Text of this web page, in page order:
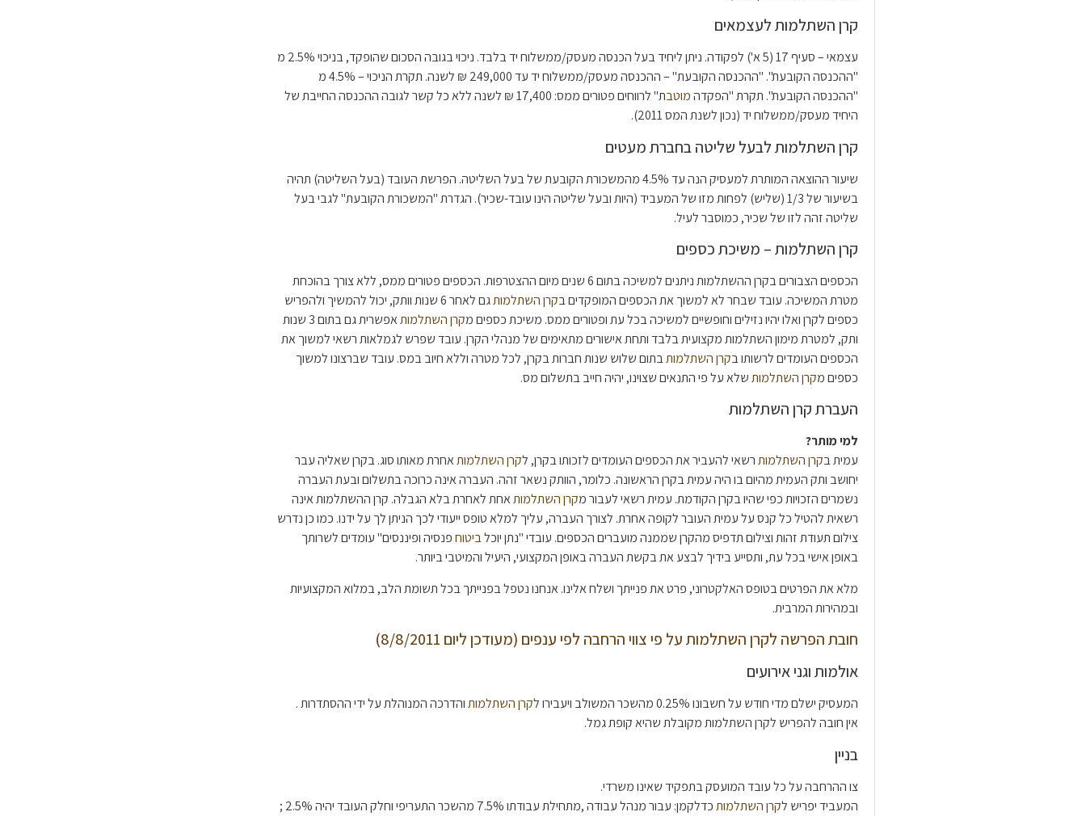
קרן השתלמות לעצמאים
עצמאי – סעיף 17 (5 א') לפקודה. ניתן ליחיד בעל הכנסה מעסק/ממשלוח יד בלבד. ניכוי בגובה הסכום שהופקד, בניכוי 2.5% מ
"ההכנסה הקובעת". "ההכנסה הקובעת" – ההכנסה מעסק/ממשלוח יד עד 249,000 ₪ לשנה. תקרת הניכוי – 4.5% מ
"ההכנסה הקובעת". תקרת "הפקדהמוטב
ת" לרווחים פטורים ממס: 17,400 ₪ לשנה ללא כל קשר לגובה ההכנסה החייבת של
היחיד מעסק/ממשלוח יד (נכון לשנת המס 2011).
קרן השתלמות לבעל שליטה בחברת מעטים
שיעור ההוצאה המותרת למעסיק הנה עד 4.5% מהמשכורת הקובעת של בעל השליטה. הפרשת העובד (בעל השליטה) תהיה
בשיעור של 1/3 (שליש) לפחות מזו של המעביד (היות ובעל שליטה הינו עובד-שכיר). הגדרת "המשכורת הקובעת" לגבי בעל
שליטה זהה לזו של שכיר, כמוסבר לעיל.
קרן השתלמות – משיכת כספים
הכספים הצבורים בקרן ההשתלמות ניתנים למשיכה בתום 6 שנים מיום ההצטרפות. הכספים פטורים ממס, ללא צורך בהוכחת
מטרת המשיכה. עובד שבחר לא למשוך את הכספים המופקדים בקרן השתלמות
גם לאחר 6 שנות וותק, יכול להמשיך ולהפריש
כספים לקרן ואלו יהיו נזילים וחופשיים למשיכה בכל עת ופטורים ממס. משיכת כספים מקרן השתלמות
אפשרית גם בתום 3 שנות
ותק, למטרת מימון השתלמות מקצועית בלבד ותחת אישורים מתאימים של מנהלי הקרן. עובד שפרש לגמלאות רשאי למשוך את
הכספים העומדים לרשותו בקרן השתלמותבתום שלוש שנות חברות בקרן, לכל מטרה וללא חיוב במס. עובד שברצונו למשוך
כספים מקרן השתלמותשלא על פי התנאים שצוינו, יהיה חייב בתשלום מס.
העברת קרן השתלמות
למי מותר?
עמית בקרן השתלמותרשאי להעביר את הכספים העומדים לזכותו בקרן, לקרן השתלמותאחרת מאותו סוג. בקרן שאליה עבר
יחושב ותק העמית מהיום בו היה עמית בקרן הראשונה. כלומר, הוותק נשאר זהה. העברה אינה כרוכה בתשלום ובעת העברה
נשמרים הזכויות כפי שהיו בקרן הקודמת. עמית רשאי לעבור מקרן השתלמותאחת לאחרת בלא הגבלה. קרן ההשתלמות אינה
רשאית להטיל כל קנס על עמית העובר לקופה אחרת. לצורך העברה, עליך למלא טופס ייעודי לכך הניתן לך על ידנו. כמו כן נדרש
צילום תעודת זהות וצילום תדפיס מהקרן שממנה מועברים הכספים. עובדי "נתן יוכלביטוחפנסיה ופיננסים" עומדים לשרותך
באופן אישי בכל עת, ותסייע בידיך לבצע את בקשת העברה באופן המקצועי, היעיל והמיטבי ביותר.
מלא את הפרטים בטופס האלקטרוני, פרט את פנייתך ושלח אלינו. אנחנו נטפל בפנייתך בכל תשומת הלב, במלוא המקצועיות
ובמהירות המרבית.
חובת הפרשה לקרן השתלמות על פי צווי הרחבה לפי ענפים (מעודכן ליום 8/8/2011)
אולמות וגני אירועים
המעסיק ישלם מדי חודש על חשבונו 0.25% מהשכר המשולב ויעבירו ל קרן השתלמותוהדרכה המנוהלת על ידי ההסתדרות .
אין חובה להפריש לקרן השתלמות מקובלת שהיא קופת גמל.
בניין
צו ההרחבה על כל עובד המועסק בתפקיד שאינו משרדי.
המעביד יפריש לקרן השתלמות כדלקמן: עבור מנהל עבודה ,מתחילת עבודתו 7.5% מהשכר התעריפי וחלק העובד יהיה 2.5% ;